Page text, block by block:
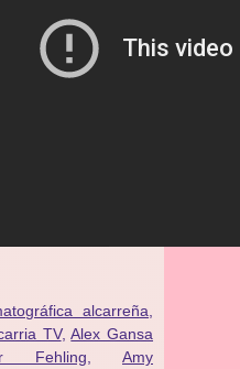
alcarreña
TV,Alex Gansa
Fehling
Amy